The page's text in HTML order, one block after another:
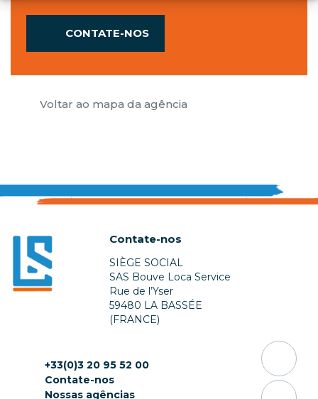
CONTATE-NOS
Voltar ao mapa da agência
Contate-nos
SIÈGE SOCIAL
SAS Bouve Loca Service
Rue de l’Yser
59480 LA BASSÉE
(FRANCE)
+33(0)3 20 95 52 00
Contate-nos
Nossas agências